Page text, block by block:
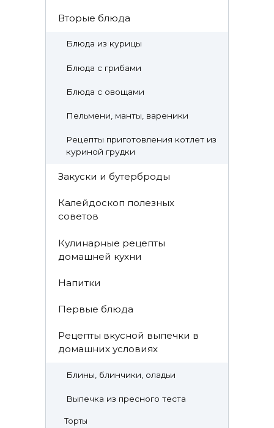
Вторые блюда
Блюда из курицы
Блюда с грибами
Блюда с овощами
Пельмени, манты, вареники
Рецепты приготовления котлет из
куриной грудки
Закуски и бутерброды
Калейдоскоп полезных
советов
Кулинарные рецепты
домашней кухни
Напитки
Первые блюда
Рецепты вкусной выпечки в
домашних условиях
Блины, блинчики, оладьи
Выпечка из пресного теста
Торты